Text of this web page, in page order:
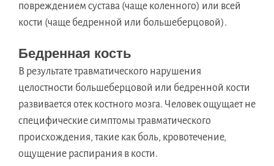
повреждением сустава (чаще коленного) или всей
кости (чаще бедренной или большеберцовой).
Бедренная кость
В результате травматического нарушения
целостности большеберцовой или бедренной кости
развивается отек костного мозга. Человек ощущает не
специфические симптомы травматического
происхождения, такие как боль, кровотечение,
ощущение распирания в кости.